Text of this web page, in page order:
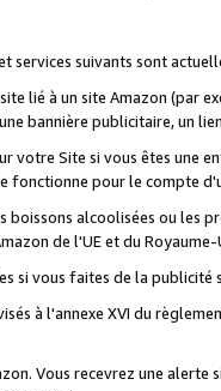
services suivants sont
lié à un site Amazon (par
bannière publicitaire, un
votre Site si vous êtes une
fonctionne pour le compte
boissons alcoolisées ou les
de l'UE et du Royaume-
si vous faites de la publicité
à l'annexe XVI du
Vous recevrez une alerte